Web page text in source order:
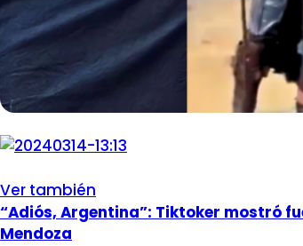
Ver también
“Adiós, Argentina”: Tiktoker mostró
Mendoza